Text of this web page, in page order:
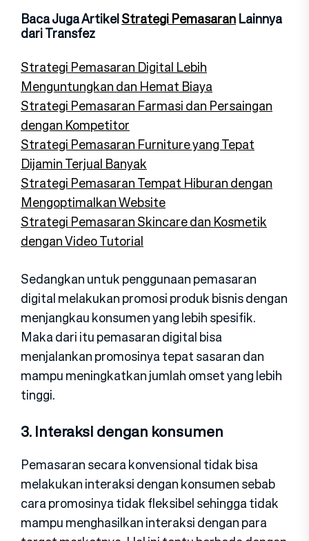
Baca Juga ArtikelStrategi PemasaranLainnya
dari Transfez
Strategi Pemasaran Digital Lebih
Menguntungkan dan Hemat Biaya
Strategi Pemasaran Farmasi dan Persaingan
dengan Kompetitor
Strategi Pemasaran Furniture yang Tepat
Dijamin Terjual Banyak
Strategi Pemasaran Tempat Hiburan dengan
Mengoptimalkan Website
Strategi Pemasaran Skincare dan Kosmetik
dengan Video Tutorial
Sedangkan untuk penggunaan pemasaran
digital melakukan promosi produk bisnis dengan
menjangkau konsumen yang lebih spesifik.
Maka dari itu pemasaran digital bisa
menjalankan promosinya tepat sasaran dan
mampu meningkatkan jumlah omset yang lebih
tinggi.
3. Interaksi dengan konsumen
Pemasaran secara konvensional tidak bisa
melakukan interaksi dengan konsumen sebab
cara promosinya tidak fleksibel sehingga tidak
mampu menghasilkan interaksi dengan para